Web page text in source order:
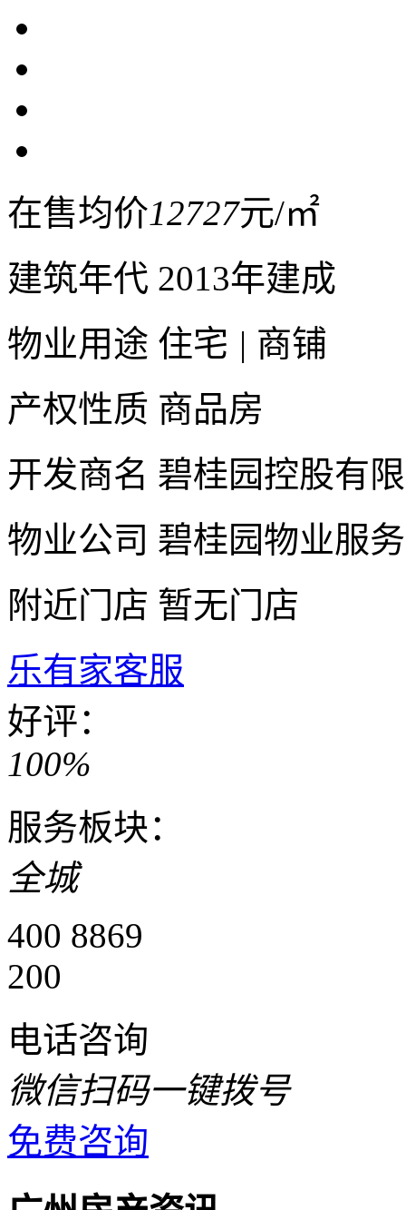
在售均价12727元/㎡
建筑年代 2013年建成
物业用途 住宅 | 商铺
产权性质 商品房
开发商名 碧桂园控股有
物业公司 碧桂园物业服
附近门店 暂无门店
乐有家客服
好评：
100%
服务板块：
全城
400 8869
200
电话咨询
微信扫码一键拨号
免费咨询